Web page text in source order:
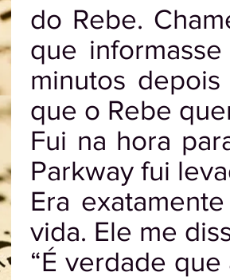
do Rebe.
que
minutos
que o Rebe
Fui na hora
Parkway fui
Era
vida. Ele me
“É verdade